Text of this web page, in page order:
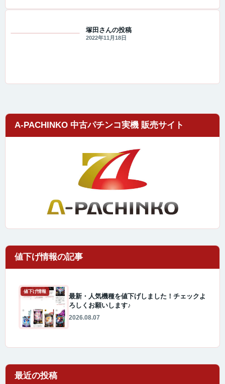
塚田さんの投稿
2022年11月18日
A-PACHINKO 中古パチンコ実機 販売サイト
値下げ情報
最新・人気機種を値下げしました！チェックよ
ろしくお願いします♪
2026.08.07
最近の投稿